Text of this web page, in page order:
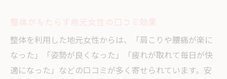
整体を利用した地元女性からは、「肩こりや腰痛が楽に
なった」「姿勢が良くなった」「疲れが取れて毎日が快
適になった」などの口コミが多く寄せられています。安